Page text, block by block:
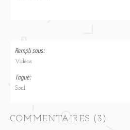
Rempli sous:
Vidéos
Tagué:
Soul
COMMENTAIRES (3)